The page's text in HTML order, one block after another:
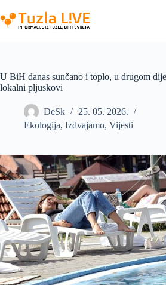
to
content
U BiH danas sunčano i toplo, u drugom
lokalni pljuskovi
DeSk
25. 05. 2026.
Ekologija, Izdvajamo, Vijesti